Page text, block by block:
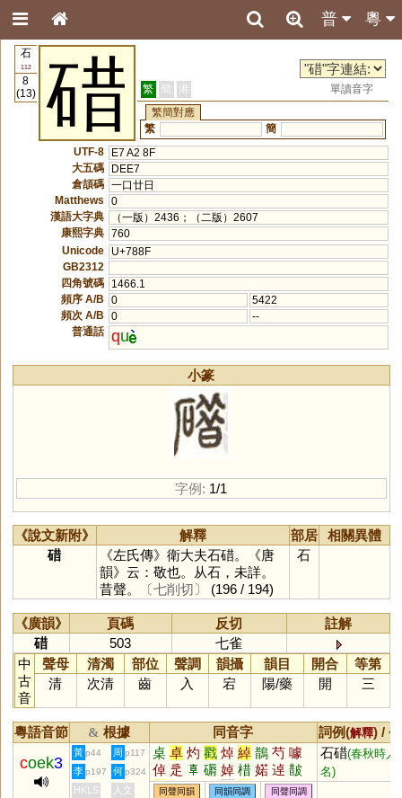
粵
普
石
112
8
(13)
碏 繁 簡 港
單讀音字
繁簡對應
繁
簡
UTF-8
E7 A2 8F
大五碼
DEE7
倉頡碼 一口廿日
Matthews
0
漢語大字典
（一版）2436；（二版）2607
康熙字典 760
Unicode
U+788F
GB2312
四角號碼
1466.1
頻序 A/B
0
5422
頻次 A/B
0
--
普通話 qu
小篆
字例: 1/1
《說文新附》 解釋 部居
相關異體
碏
《左氏傳》衛大夫石碏。《唐
韻》云：敬也。从石，未詳。
昔聲。
〔七削切〕 (196 / 194)
石
《廣韻》 頁碼 反切
註解
碏
503
七雀
中
古
音
聲母 清濁 部位 聲調 韻攝 韻目 開合
等第
清
次清 齒 入 宕 陽/藥 開 三
粵語音節 & 根據 同音字 詞例(解釋) /
coek3
黃 p44 周 p117 桌 卓 灼 戳 焯 綽 鵲 芍 噱
倬 辵 𠦝 磭 婥 棤 婼 逴 皵
趠 踔 穛 獡 灂 汋
石碏(春秋時人
名)
李 p197 何 p324
HKLS 人文 同聲同韻 同韻同調 同聲同調